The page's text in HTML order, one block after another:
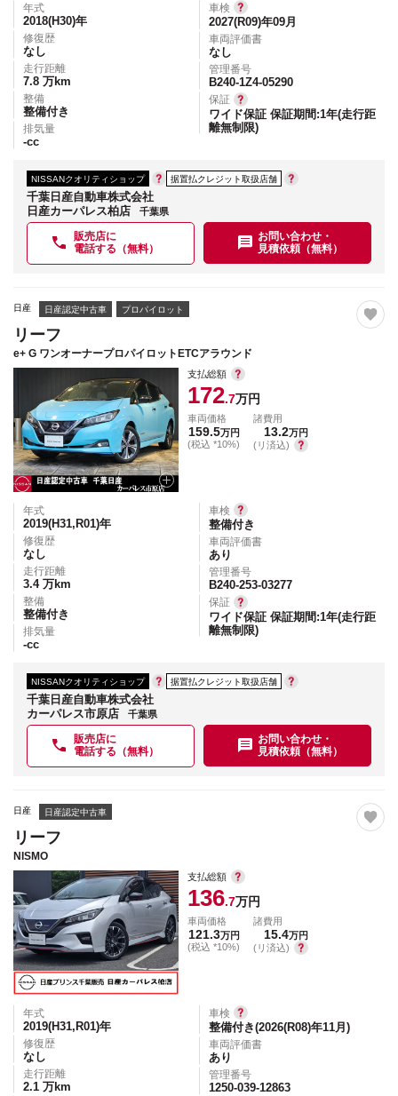
年式
2018(H30)年
修復歴
なし
走行距離
7.8 万km
整備
整備付き
排気量
-cc
車検
2027(R09)年09月
車両評価書
なし
管理番号
B240-1Z4-05290
保証
ワイド保証 保証期間:1年(走行距
離無制限)
NISSANクオリティショップ 据置払クレジット取扱店舗
千葉日産自動車株式会社
日産カーパレス柏店
千葉県
販売店に
電話する（無料）
お問い合わせ・
見積依頼（無料）
日産 日産認定中古車 プロパイロット
リーフ
e+ G ワンオーナープロパイロットETCアラウンド
支払総額
172.7万円
車両価格
159.5万円
(税込 *10%)
諸費用
13.2万円
(リ済込)
年式
2019(H31,R01)年
修復歴
なし
走行距離
3.4 万km
整備
整備付き
排気量
-cc
車検
整備付き
車両評価書
あり
管理番号
B240-253-03277
保証
ワイド保証 保証期間:1年(走行距
離無制限)
NISSANクオリティショップ 据置払クレジット取扱店舗
千葉日産自動車株式会社
カーパレス市原店
千葉県
販売店に
電話する（無料）
お問い合わせ・
見積依頼（無料）
日産 日産認定中古車
リーフ
NISMO
支払総額
136.7万円
車両価格
121.3万円
(税込 *10%)
諸費用
15.4万円
(リ済込)
年式
2019(H31,R01)年
修復歴
なし
走行距離
2.1 万km
車検
整備付き(2026(R08)年11月)
車両評価書
あり
管理番号
1250-039-12863